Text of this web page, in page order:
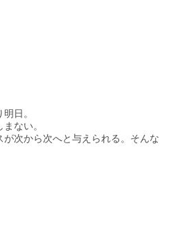
日。
ない。
が次から次へと与えられる。そんな